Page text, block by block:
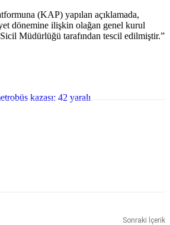
(KAP) yapılan açıklamada,
dönemine ilişkin olağan genel kurul
Sicil Müdürlüğü tarafından tescil edilmiştir.”
kazası: 42 yaralı
Sonraki İçerik